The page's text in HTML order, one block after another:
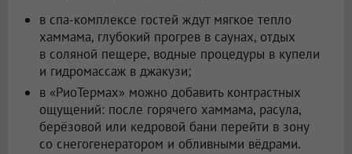
в спа-комплексе гостей ждут мягкое тепло
хаммама, глубокий прогрев в саунах, отдых
в соляной пещере, водные процедуры в купели
и гидромассаж в джакузи;
в «РиоТермах» можно добавить контрастных
ощущений: после горячего хаммама, расула,
берёзовой или кедровой бани перейти в зону
со снегогенератором и обливными вёдрами.